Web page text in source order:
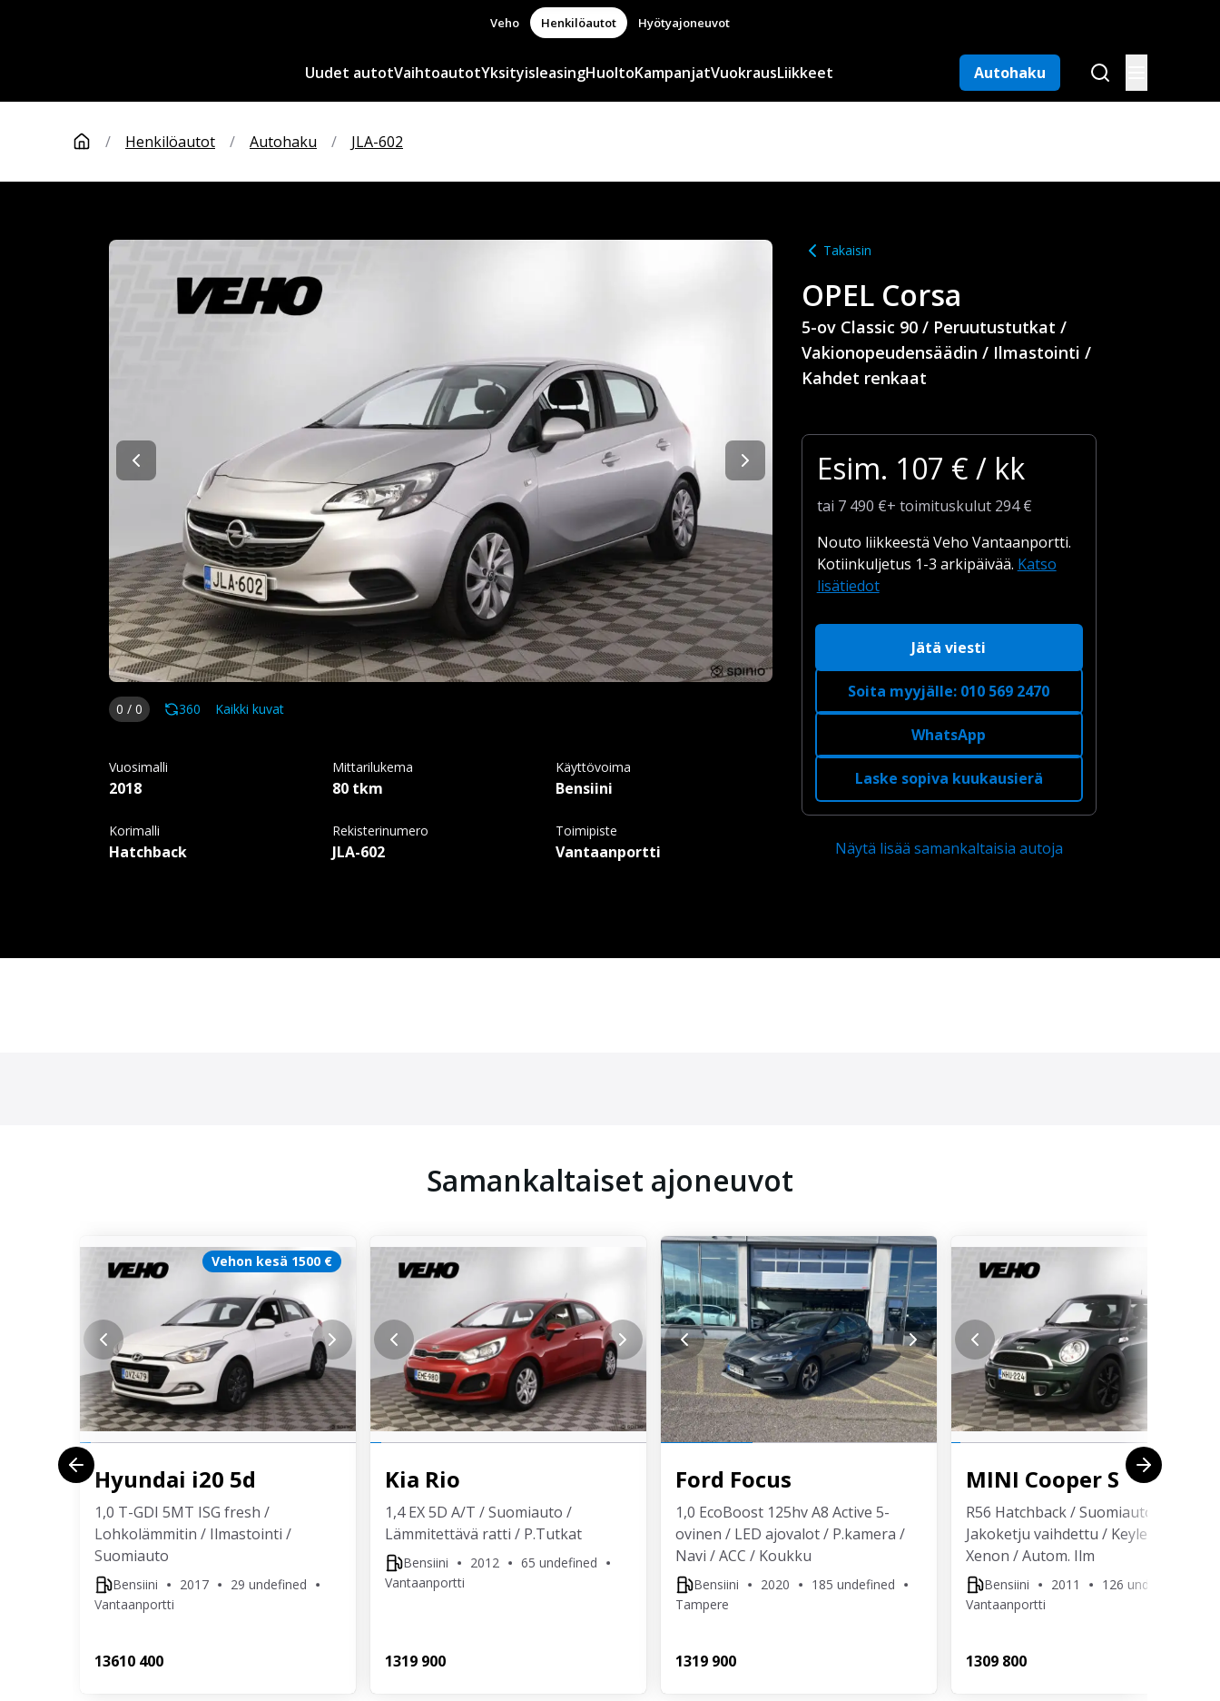
Veho Henkilöautot Hyötyajoneuvot
Uudet autotVaihtoautotYksityisleasingHuoltoKampanjatVuokrausLiikkeet Autohaku
/ Henkilöautot / Autohaku / JLA-602
0 / 0 360 Kaikki kuvat
Vuosimalli
2018
Mittarilukema
80 tkm
Käyttövoima
Bensiini
Korimalli
Hatchback
Rekisterinumero
JLA-602
Toimipiste
Vantaanportti
Takaisin
OPEL Corsa
5-ov Classic 90 / Peruutustutkat /
Vakionopeudensäädin / Ilmastointi /
Kahdet renkaat
Esim. 107 € / kk
tai 7 490 €+ toimituskulut 294 €
Nouto liikkeestä Veho Vantaanportti.
Kotiinkuljetus 1-3 arkipäivää. Katso
lisätiedot
Jätä viesti
Soita myyjälle: 010 569 2470
WhatsApp
Laske sopiva kuukausierä
Näytä lisää samankaltaisia autoja
Samankaltaiset ajoneuvot
Vehon kesä 1500 €
Hyundai i20 5d
1,0 T-GDI 5MT ISG fresh /
Lohkolämmitin / Ilmastointi /
Suomiauto
Bensiini 2017
29 undefined
Vantaanportti
13610 400
Kia Rio
1,4 EX 5D A/T / Suomiauto /
Lämmitettävä ratti / P.Tutkat
Bensiini 2012
65 undefined
Vantaanportti
1319 900
Ford Focus
1,0 EcoBoost 125hv A8 Active 5-
ovinen / LED ajovalot / P.kamera /
Navi / ACC / Koukku
Bensiini 2020
185 undefined
Tampere
1319 900
MINI Cooper S
R56 Hatchback / Suomiauto /
Jakoketju vaihdettu / Keyless /
Xenon / Autom. Ilm
Bensiini 2011
126 undefined
Vantaanportti
1309 800